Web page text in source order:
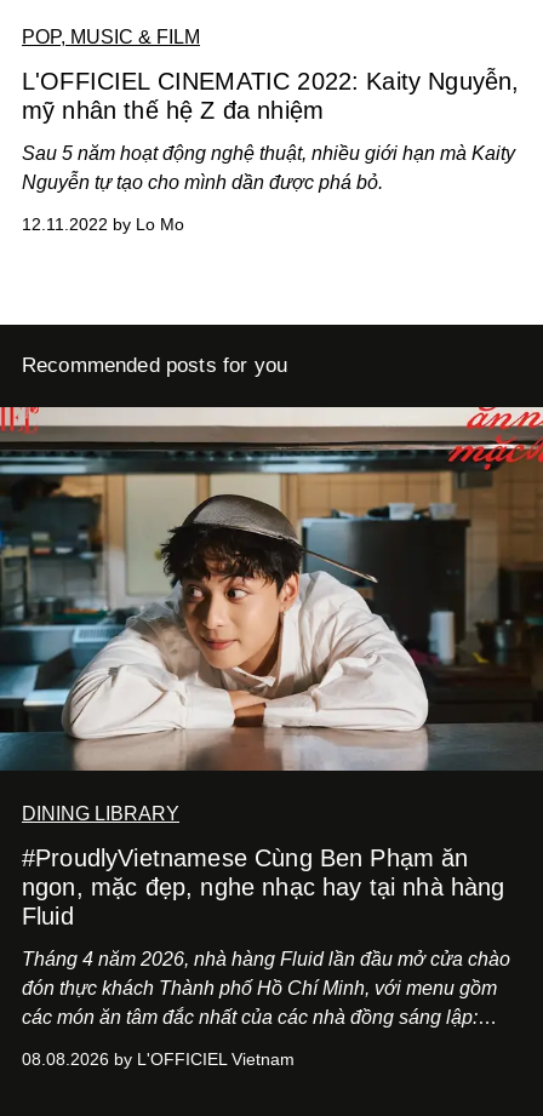
POP, MUSIC & FILM
L'OFFICIEL CINEMATIC 2022: Kaity Nguyễn,
mỹ nhân thế hệ Z đa nhiệm
Sau 5 năm hoạt động nghệ thuật, nhiều giới hạn mà Kaity
Nguyễn tự tạo cho mình dần được phá bỏ.
12.11.2022 by Lo Mo
Recommended posts for you
DINING LIBRARY
#ProudlyVietnamese Cùng Ben Phạm ăn
ngon, mặc đẹp, nghe nhạc hay tại nhà hàng
Fluid
Tháng 4 năm 2026, nhà hàng Fluid lần đầu mở cửa chào
đón thực khách Thành phố Hồ Chí Minh, với menu gồm
các món ăn tâm đắc nhất của các nhà đồng sáng lập:
món ăn đa dạng từ Á đến Âu nhanh chóng được yêu thích
08.08.2026 by L'OFFICIEL Vietnam